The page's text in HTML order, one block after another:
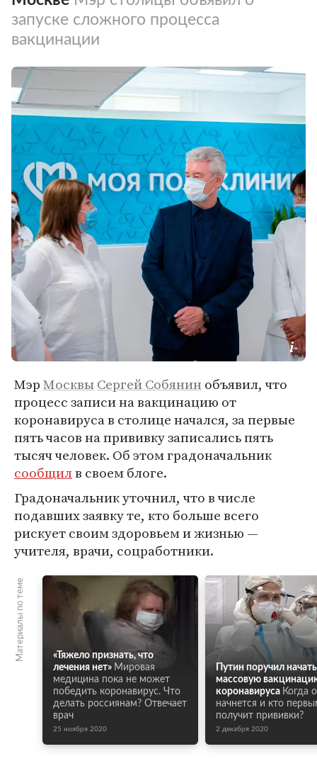
запуске сложного процесса
вакцинации
МэрМосквыСергей Собянин объявил, что
процесс записи на вакцинацию от
коронавируса в столице начался, за первые
пять часов на прививку записались пять
тысяч человек. Об этом градоначальник
сообщилв своем блоге.
Градоначальник уточнил, что в числе
подавших заявку те, кто больше всего
рискует своим здоровьем и жизнью —
учителя, врачи, соцработники.
Материалы по теме
«Тяжело признать, что
лечения нет» Мировая
медицина пока не может
победить коронавирус. Что
делать россиянам? Отвечает
врач
25 ноября 2020
Путин поручил начать
массовую
коронавируса Когда
начнется и кто
получит прививки?
2 декабря 2020